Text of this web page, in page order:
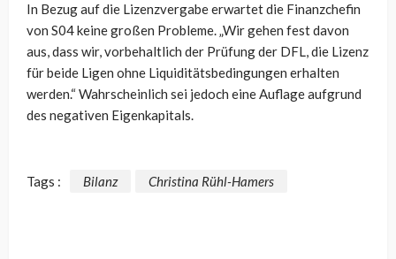
In Bezug auf die Lizenzvergabe erwartet die Finanzchefin
von S04 keine großen Probleme. „Wir gehen fest davon
aus, dass wir, vorbehaltlich der Prüfung der DFL, die Lizenz
für beide Ligen ohne Liquiditätsbedingungen erhalten
werden.“ Wahrscheinlich sei jedoch eine Auflage aufgrund
des negativen Eigenkapitals.
Tags : Bilanz Christina Rühl-Hamers